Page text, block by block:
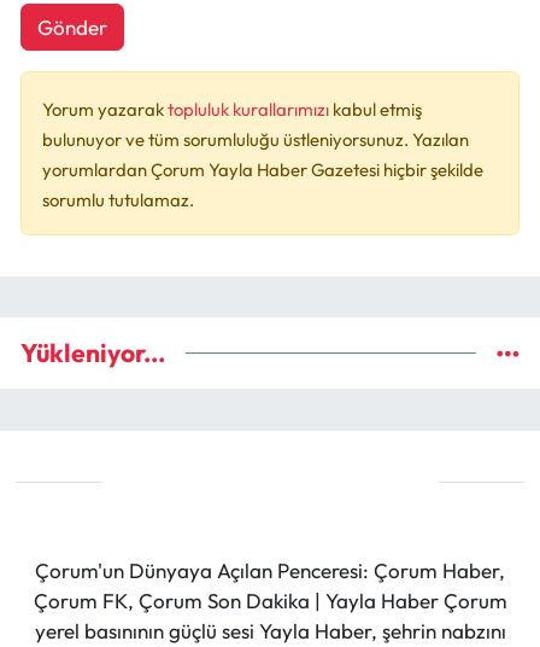
Gönder
Yorum yazaraktopluluk kurallarımızı kabul etmiş
bulunuyor ve tüm sorumluluğu üstleniyorsunuz. Yazılan
yorumlardan Çorum Yayla Haber Gazetesi hiçbir şekilde
sorumlu tutulamaz.
Yükleniyor...
Çorum'un Dünyaya Açılan Penceresi: Çorum Haber,
Çorum FK, Çorum Son Dakika | Yayla Haber Çorum
yerel basınının güçlü sesi Yayla Haber, şehrin nabzını